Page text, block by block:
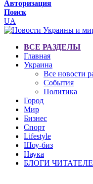
Авторизация
Поиск
UA
ВСЕ РАЗДЕЛЫ
Главная
Украина
Все новости
События
Политика
Город
Мир
Бизнес
Спорт
Lifestyle
Шоу-биз
Наука
БЛОГИ